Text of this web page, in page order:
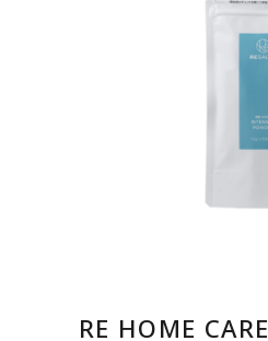
RE HOME CARE